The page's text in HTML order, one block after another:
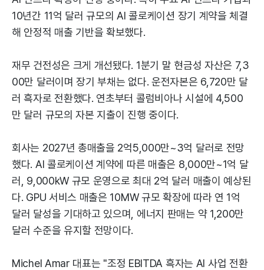
10년간 11억 달러 규모의 AI 콜로케이션 장기 계약을 체결
해 안정적 매출 기반을 확보했다.
재무 건전성은 크게 개선됐다. 1분기 말 현금성 자산은 7,3
00만 달러이며 장기 부채는 없다. 운전자본은 6,720만 달
러 흑자로 전환했다. 연초부터 콜럼비아나 시설에 4,500
만 달러 규모의 자본 지출이 진행 중이다.
회사는 2027년 총매출을 2억5,000만~3억 달러로 전망
했다. AI 콜로케이션 계약에 따른 매출은 8,000만~1억 달
러, 9,000kW 규모 운영으로 최대 2억 달러 매출이 예상된
다. GPU 서비스 매출은 10MW 규모 확장에 따라 연 1억
달러 달성을 기대하고 있으며, 에너지 판매는 약 1,200만
달러 수준을 유지할 전망이다.
Michel Amar 대표는 "조정 EBITDA 흑자는 AI 사업 전환